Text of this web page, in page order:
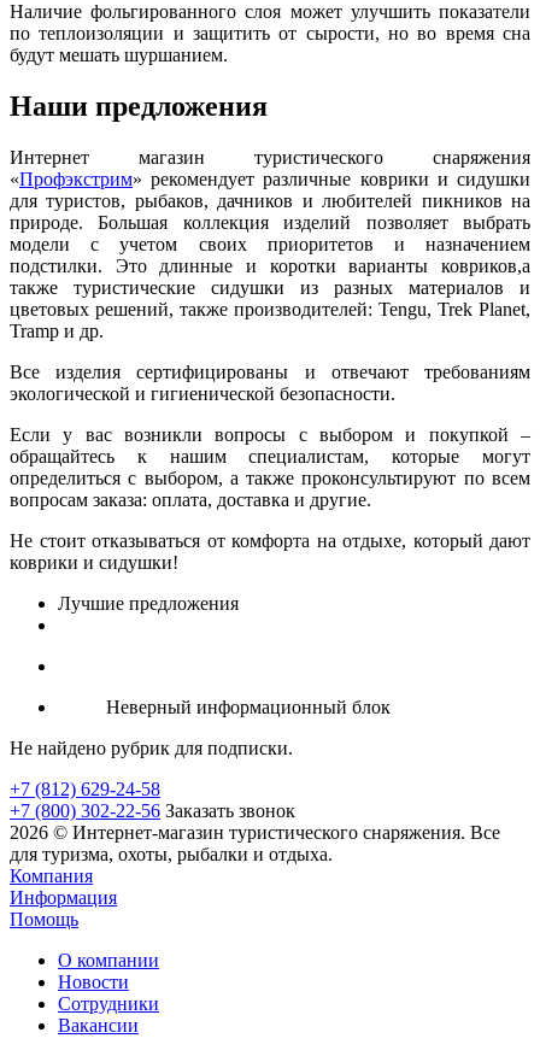
Наличие фольгированного слоя может улучшить показатели
по теплоизоляции и защитить от сырости, но во время сна
будут мешать шуршанием.
Наши предложения
Интернет магазин туристического снаряжения
«Профэкстрим» рекомендует различные коврики и сидушки
для туристов, рыбаков, дачников и любителей пикников на
природе. Большая коллекция изделий позволяет выбрать
модели с учетом своих приоритетов и назначением
подстилки. Это длинные и коротки варианты ковриков,а
также туристические сидушки из разных материалов и
цветовых решений, также производителей: Tengu, Trek Planet,
Tramp и др.
Все изделия сертифицированы и отвечают требованиям
экологической и гигиенической безопасности.
Если у вас возникли вопросы с выбором и покупкой –
обращайтесь к нашим специалистам, которые могут
определиться с выбором, а также проконсультируют по всем
вопросам заказа: оплата, доставка и другие.
Не стоит отказываться от комфорта на отдыхе, который дают
коврики и сидушки!
Лучшие предложения
Неверный информационный блок
Не найдено рубрик для подписки.
+7 (812) 629-24-58
+7 (800) 302-22-56 Заказать звонок
2026 © Интернет-магазин туристического снаряжения. Все
для туризма, охоты, рыбалки и отдыха.
Компания
Информация
Помощь
О компании
Новости
Сотрудники
Вакансии